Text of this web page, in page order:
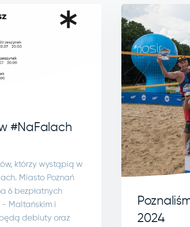
#NaFalach
którzy wystąpią w
Miasto Poznań
6 bezpłatnych
- Maltańskim i
debiuty oraz
2024